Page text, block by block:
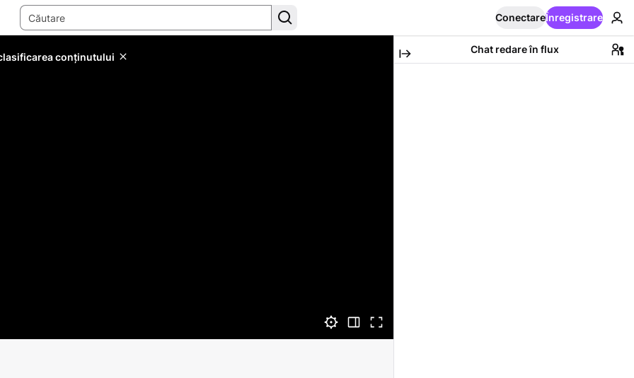
ConectareÎnregistrare
conținutului
Chat redare în flux